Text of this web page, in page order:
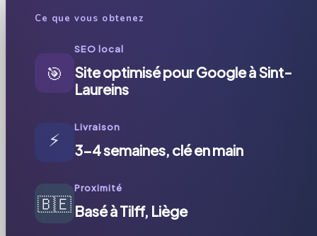
Ce que vous obtenez
🎯
SEO local
Site optimisé pour Google à Sint-
Laureins
⚡
Livraison
3-4 semaines, clé en main
🇧🇪
Proximité
Basé à Tilff, Liège